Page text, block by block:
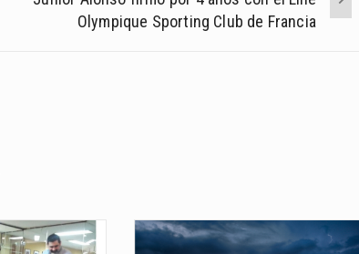
Olympique Sporting Club de Francia